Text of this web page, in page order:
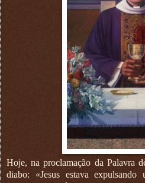
Hoje, na proclamação da Palavra
diabo: «Jesus estava